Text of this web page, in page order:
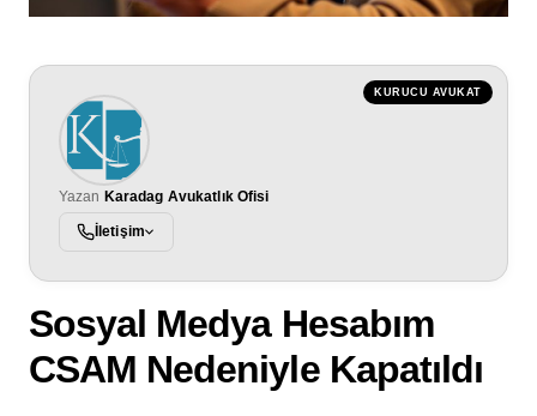
KURUCU AVUKAT
Yazan Karadag Avukatlık Ofisi
İletişim
Sosyal Medya Hesabım
CSAM Nedeniyle Kapatıldı